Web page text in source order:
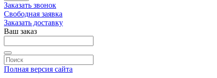
Заказать звонок
Свободная заявка
Заказать доставку
Ваш заказ
Полная версия сайта